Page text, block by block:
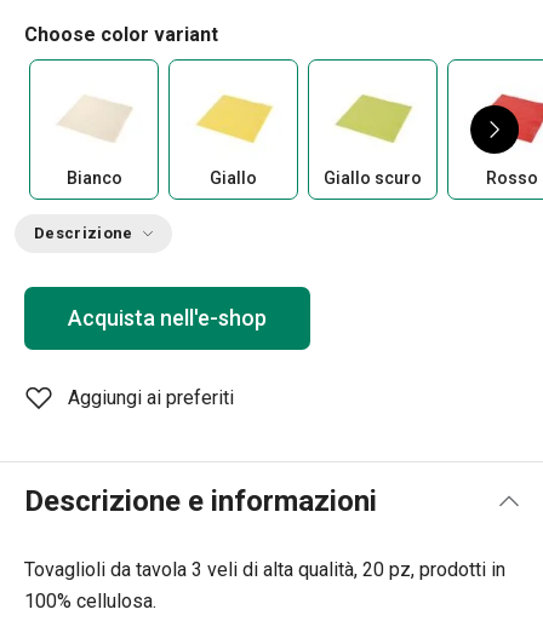
Choose color variant
Bianco Giallo Giallo scuro Rosso
Descrizione
Acquista nell'e-shop
Aggiungi ai preferiti
Descrizione e informazioni
Tovaglioli da tavola 3 veli di alta qualità, 20 pz, prodotti in
100% cellulosa.